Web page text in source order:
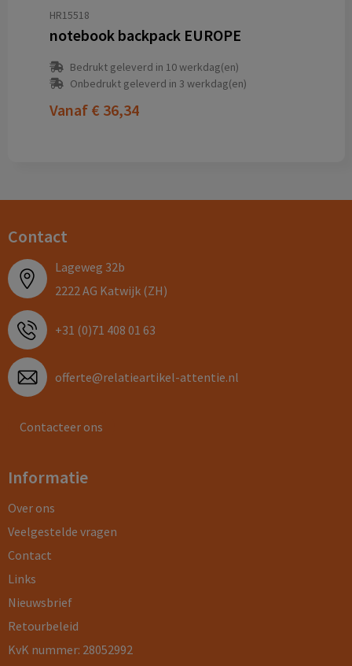
HR15518
notebook backpack EUROPE
Bedrukt geleverd in 10 werkdag(en)
Onbedrukt geleverd in 3 werkdag(en)
Vanaf € 36,34
Contact
Lageweg 32b
2222 AG Katwijk (ZH)
+31 (0)71 408 01 63
offerte@relatieartikel-attentie.nl
Contacteer ons
Informatie
Over ons
Veelgestelde vragen
Contact
Links
Nieuwsbrief
Retourbeleid
KvK nummer: 28052992